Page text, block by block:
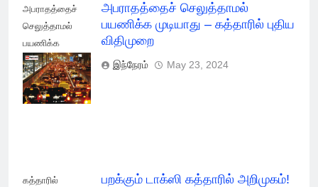
அபராதத்தைச்
செலுத்தாமல்
பயணிக்க
முடியாது -
கத்தாரில் புதிய
விதிமுறை
அபராதத்தைச் செலுத்தாமல்
பயணிக்க முடியாது – கத்தாரில் புதிய
விதிமுறை
இந்நேரம் May 23, 2024
கத்தாரில்
பறக்கும் டாக்ஸி கத்தாரில் அறிமுகம்!